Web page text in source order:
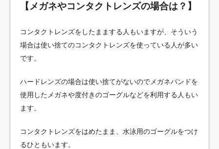
【メガネやコンタクトレンズの場合は？】
コンタクトレンズをしたままする人もいますが、そういう
場合は使い捨てのコンタクトレンズを使っている人が多い
です。
ハードレンズの場合は使い捨てがないのでメガネバンドを
使用したメガネや度付きのゴーグルなどを利用する人もい
ます。
コンタクトレンズをはめたまま、水泳用のゴーグルをつけ
るひともいます。